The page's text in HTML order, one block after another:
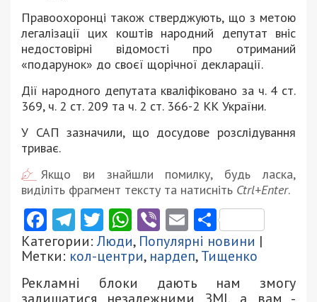
Правоохоронці також стверджують, що з метою
легалізації цих коштів народний депутат вніс
недостовірні відомості про отриманий
«подарунок» до своєї щорічної декларації.
Дії народного депутата кваліфіковано за ч. 4 ст.
369, ч. 2 ст. 209 та ч. 2 ст. 366-2 КК України.
У САП зазначили, що досудове розслідування
триває.
Якщо ви знайшли помилку, будь ласка,
виділіть фрагмент тексту та натисніть Ctrl+Enter.
Facebook
Telegram
Twitter
WhatsApp
ViberEmail
Категории:Люди, Популярні новини |
Метки: кол-центри, нардеп,Тищенко
Рекламні блоки дають нам змогу